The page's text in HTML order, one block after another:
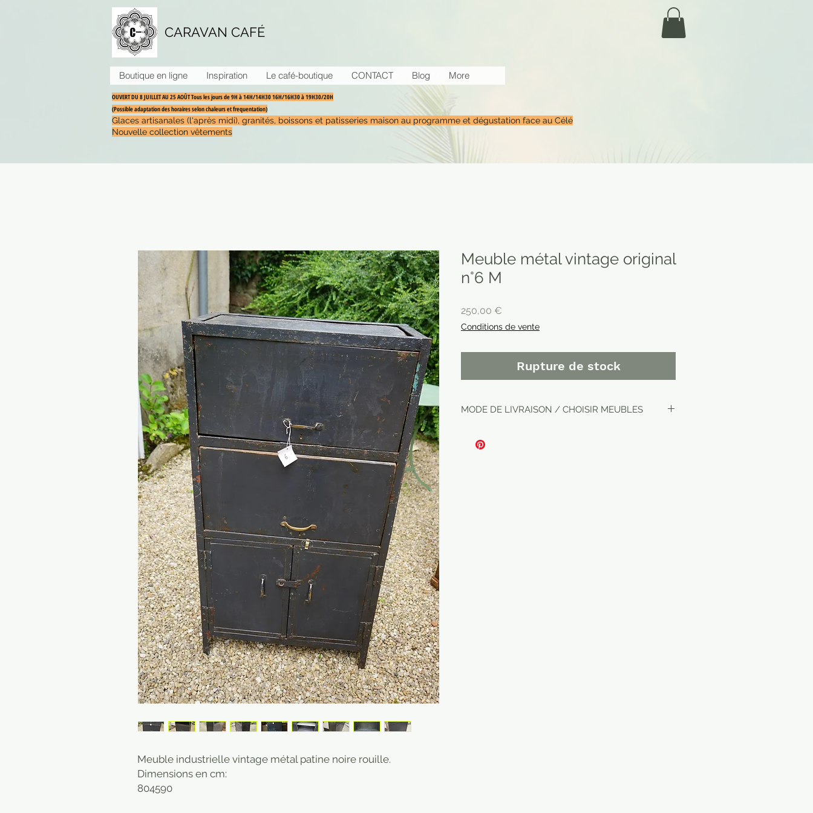
CARAVAN CAFÉ
Boutique en ligne Inspiration Le café-boutique CONTACT Blog More
OUVERT DU 8 JUILLET AU 25 AOÛT Tous les jours de 9H à 14H/14H30 16H/16H30 à 19H30/20H
(Possible adaptation des horaires selon chaleurs et frequentation)
Glaces artisanales (l'après midi), granités, boissons et patisseries maison au programme et dégustation face au Célé
Nouvelle collection vêtements
Meuble industrielle vintage métal patine noire rouille.
Dimensions en cm:
804590
Meuble métal vintage original
n°6 M
250,00 €
Conditions de vente
Rupture de stock
MODE DE LIVRAISON / CHOISIR MEUBLES